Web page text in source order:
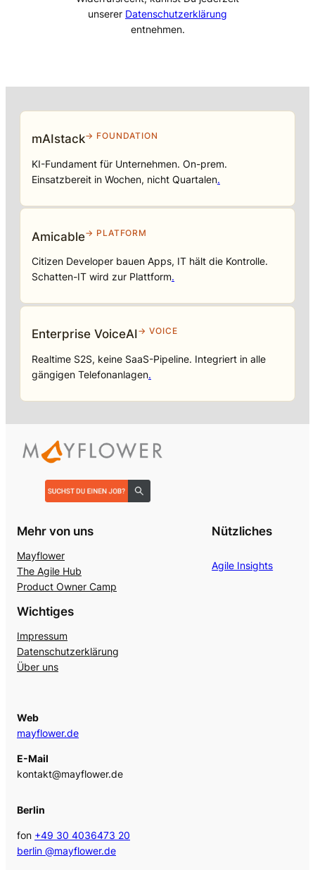
unserer Datenschutzerklärung
entnehmen.
mAIstack→ FOUNDATION
KI-Fundament für Unternehmen. On-prem.
Einsatzbereit in Wochen, nicht Quartalen.
Amicable→ PLATFORM
Citizen Developer bauen Apps, IT hält die Kontrolle.
Schatten-IT wird zur Plattform.
Enterprise VoiceAI→ VOICE
Realtime S2S, keine SaaS-Pipeline. Integriert in alle
gängigen Telefonanlagen.
Mehr von uns
Mayflower
The Agile Hub
Product Owner Camp
Nützliches
Agile Insights
Wichtiges
Impressum
Datenschutzerklärung
Über uns
Web
mayflower.de
E-Mail
kontakt@mayflower.de
Berlin
fon +49 30 4036473 20
berlin @mayflower.de